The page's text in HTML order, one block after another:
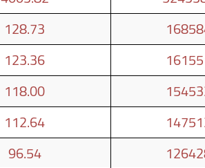
128.73
123.36
118.00
112.64
96.54